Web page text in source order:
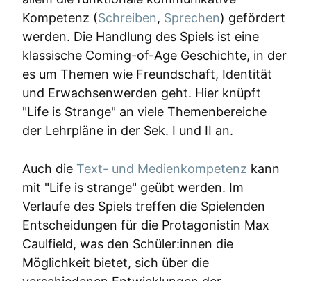
Kompetenz (Schreiben, Sprechen) gefördert
werden. Die Handlung des Spiels ist eine
klassische Coming-of-Age Geschichte, in der
es um Themen wie Freundschaft, Identität
und Erwachsenwerden geht. Hier knüpft
"Life is Strange" an viele Themenbereiche
der Lehrpläne in der Sek. I und II an.
Auch die Text- und Medienkompetenz kann
mit "Life is strange" geübt werden. Im
Verlaufe des Spiels treffen die Spielenden
Entscheidungen für die Protagonistin Max
Caulfield, was den Schüler:innen die
Möglichkeit bietet, sich über die